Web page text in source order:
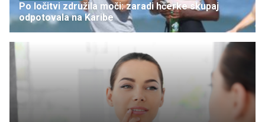
Po ločitvi združila moči: zaradi hčerke skupaj
odpotovala na Karibe